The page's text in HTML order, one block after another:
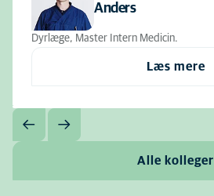
Anders
Dyrlæge, Master Intern Medicin.
Læs mere
Alle kolleger